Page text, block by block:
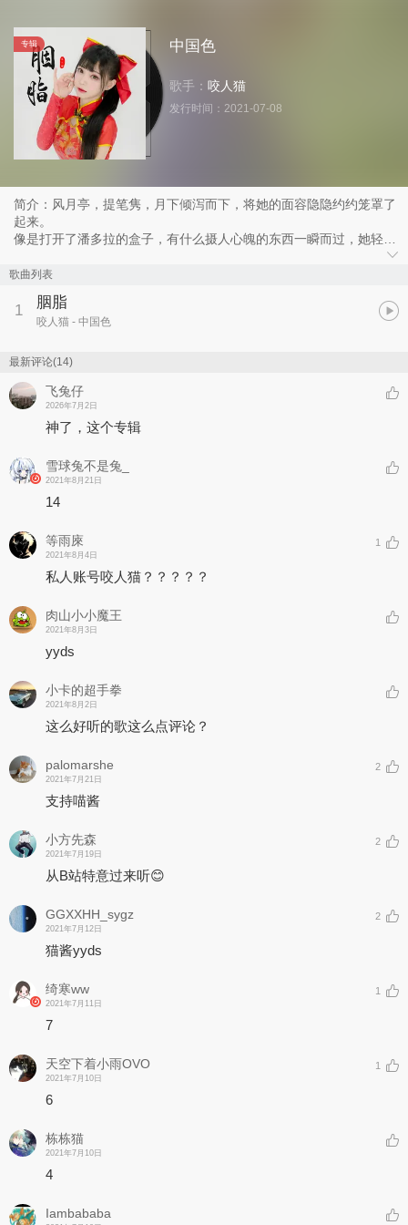
专辑 中国色
歌手： 咬人猫
发行时间： 2021-07-08
简介：风月亭，提笔隽，月下倾泻而下，将她的面容隐隐约约笼罩了
起来。
像是打开了潘多拉的盒子，有什么摄人心魄的东西一瞬而过，她轻拢
她是对镜当中一点胭脂色，比耀日更夺目，比春风更折煞，寻常人不
琴声渐起，衬得她一双含情目愈发锋利。
『犹抱琵琶，掩真性情』
歌曲列表
1 胭脂
咬人猫 - 中国色
最新评论(14)
飞兔仔
2026年7月2日
神了，这个专辑
雪球兔不是兔_
2021年8月21日
14
等雨庲
2021年8月4日
1
私人账号咬人猫？？？？？
肉山小小魔王
2021年8月3日
yyds
小卡的超手拳
2021年8月2日
这么好听的歌这么点评论？
palomarshe
2021年7月21日
2
支持喵酱
小方先森
2021年7月19日
2
从B站特意过来听😊
GGXXHH_sygz
2021年7月12日
2
猫酱yyds
绮寒ww
2021年7月11日
1
7
天空下着小雨OVO
2021年7月10日
1
6
栋栋猫
2021年7月10日
4
Iambababa